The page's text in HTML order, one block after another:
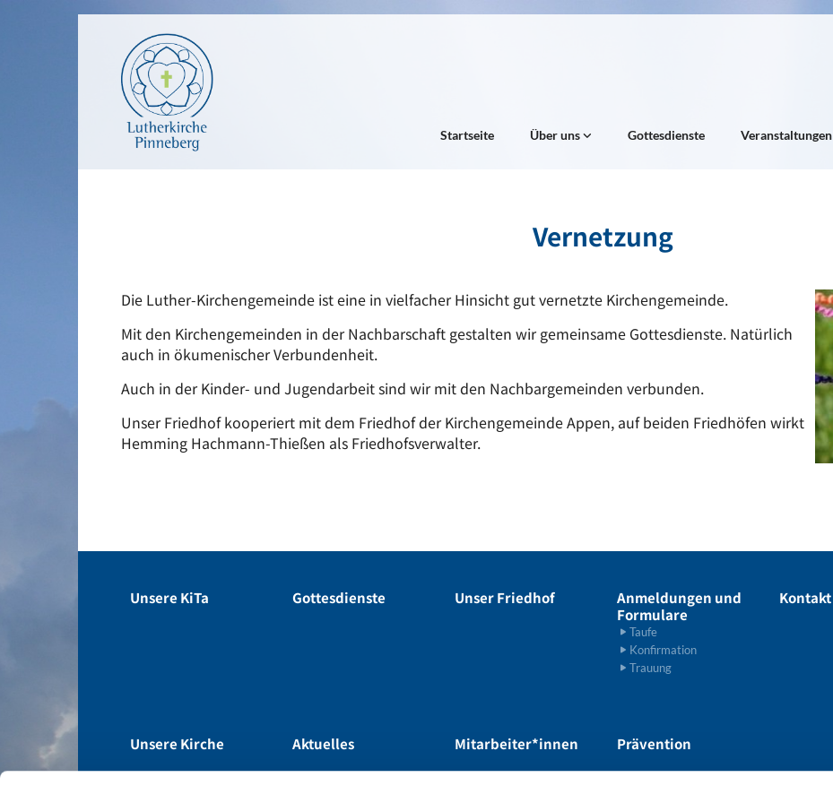
Startseite Über uns Gottesdienste Veranstaltungen
Vernetzung
Die Luther-Kirchengemeinde ist eine in vielfacher Hinsicht gut vernetzte Kirchengemeinde.
Mit den Kirchengemeinden in der Nachbarschaft gestalten wir gemeinsame Gottesdienste. Natürlich
auch in ökumenischer Verbundenheit.
Auch in der Kinder- und Jugendarbeit sind wir mit den Nachbargemeinden verbunden.
Unser Friedhof kooperiert mit dem Friedhof der Kirchengemeinde Appen, auf beiden Friedhöfen wirkt
Hemming Hachmann-Thießen als Friedhofsverwalter.
Unsere KiTa Gottesdienste Unser Friedhof
Anmeldungen und
Formulare
Taufe
Konfirmation
Trauung
Kontakt
Unsere Kirche Aktuelles Mitarbeiter*innen Prävention